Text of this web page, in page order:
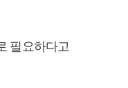
필요하다고